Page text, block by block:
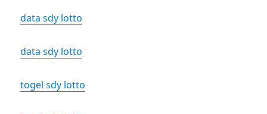
data sdy lotto
data sdy lotto
togel sdy lotto